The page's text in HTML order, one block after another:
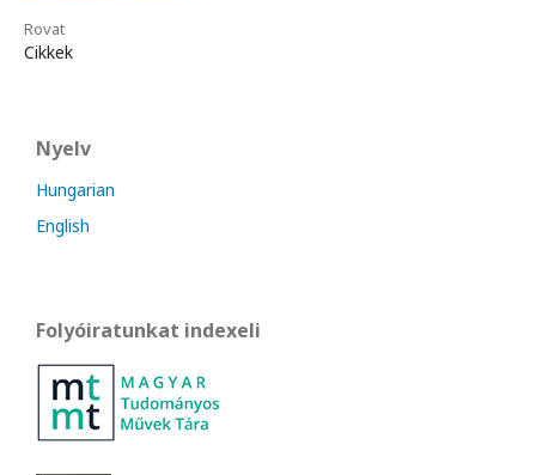
Rovat
Cikkek
Nyelv
Hungarian
English
Folyóiratunkat indexeli